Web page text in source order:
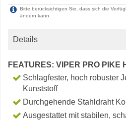
Bitte berücksichtigen Sie, dass sich die
ändern kann.
Details
FEATURES: VIPER PRO PIKE
Schlagfester, hoch robuster
Kunststoff
Durchgehende Stahldraht
Ausgestattet mit stabilen,